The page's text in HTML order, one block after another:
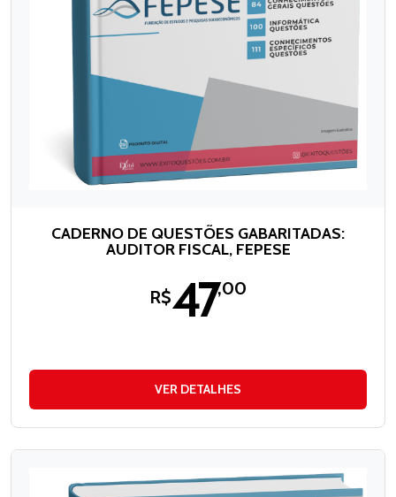
CADERNO DE QUESTÕES GABARITADAS:
AUDITOR FISCAL, FEPESE
R$47,00
VER DETALHES